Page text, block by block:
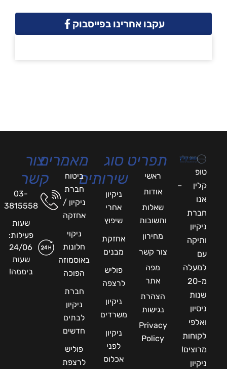
עקבו אחרינו בפייסבוק
טופ
קלין –
אנו
חברת
ניקיון
ותיקה
עם
למעלה
מ-20
שנות
ניסיון
ואלפי
לקוחות
מרוצים!
ניקיון
תפריט
ראשי
אודות
שאלות
ותשובות
מחירון
צור קשר
מפה
אתר
הצהרת
נגישות
Privacy
Policy
סוג
שירותים
ניקיון
אחרי
שיפוץ
אחזקת
מבנים
פוליש
לרצפה
ניקיון
משרדים
ניקיון
לפני
אכלוס
מאמרים
ביטוח
חברת
ניקיון /
אחזקה
ניקוי
חלונות
באוסמוזה
הפוכה
חברת
ניקיון
לבתים
חדשים
פוליש
לרצפת
צור
קשר
03-
3815558
שעות
פעילות:
24/06
שעות
ביממה!